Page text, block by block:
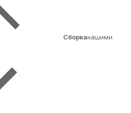
Сборканашими